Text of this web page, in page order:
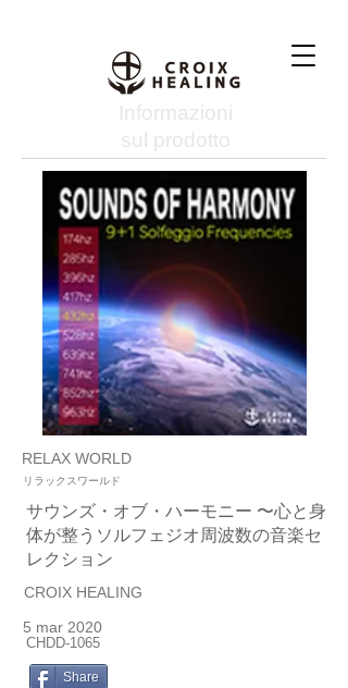
Informazioni
sul prodotto
RELAX WORLD
リラックスワールド
サウンズ・オブ・ハーモニー 〜心と身
体が整うソルフェジオ周波数の音楽セ
レクション
CROIX HEALING
5 mar 2020
CHDD-1065
Share